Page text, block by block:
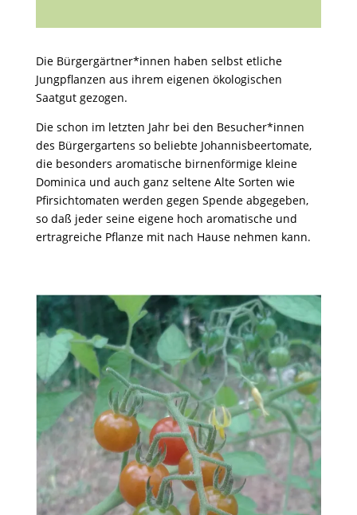
Die Bürgergärtner*innen haben selbst etliche
Jungpflanzen aus ihrem eigenen ökologischen
Saatgut gezogen.
Die schon im letzten Jahr bei den Besucher*innen
des Bürgergartens so beliebte Johannisbeertomate,
die besonders aromatische birnenförmige kleine
Dominica und auch ganz seltene Alte Sorten wie
Pfirsichtomaten werden gegen Spende abgegeben,
so daß jeder seine eigene hoch aromatische und
ertragreiche Pflanze mit nach Hause nehmen kann.